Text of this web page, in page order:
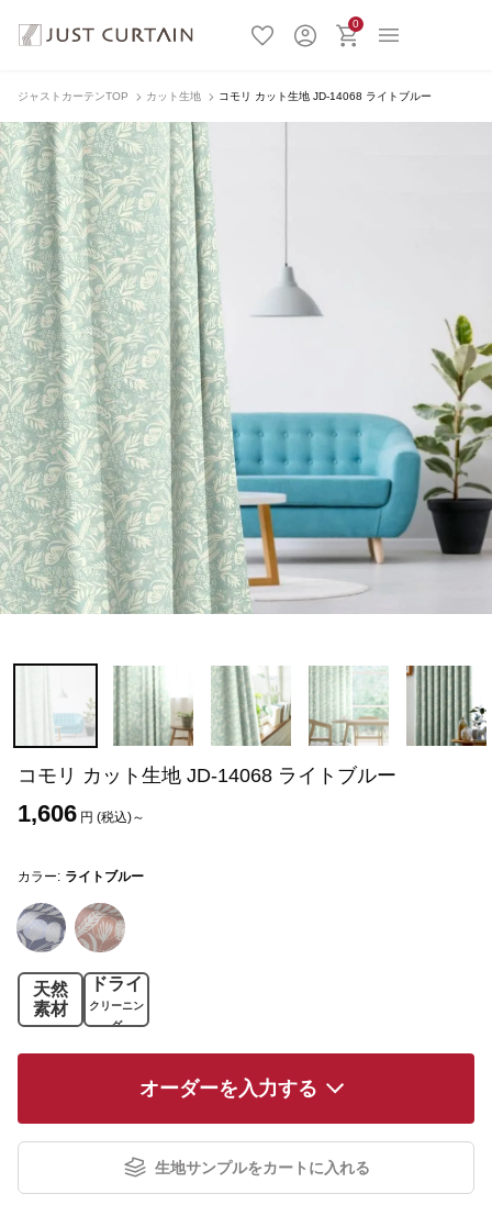
0
ジャストカーテンTOP カット生地 コモリ カット生地 JD-14068 ライトブルー
コモリ カット生地 JD-14068 ライトブルー
1,606 円 (税込)～
カラー: ライトブルー
天然
素材
ドライ
クリーニン
グ
オーダーを入力する
生地サンプルをカートに入れる